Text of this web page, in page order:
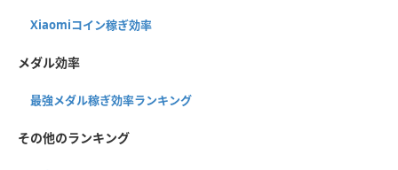
Xiaomiコイン稼ぎ効率
メダル効率
最強メダル稼ぎ効率ランキング
その他のランキング